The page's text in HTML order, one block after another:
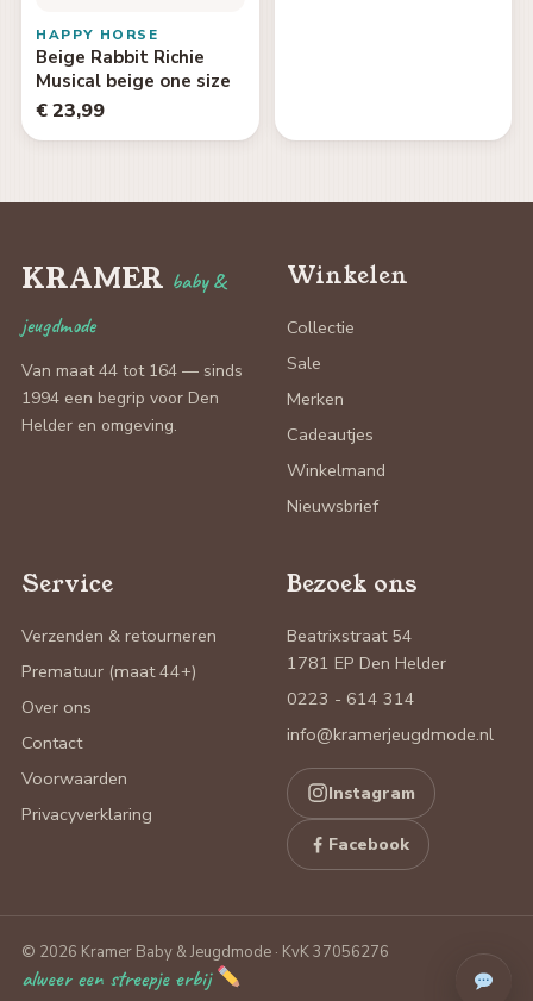
HAPPY HORSE
Beige Rabbit Richie
Musical beige one size
€ 23,99
KRAMER baby &
jeugdmode
Van maat 44 tot 164 — sinds
1994 een begrip voor Den
Helder en omgeving.
Winkelen
Collectie
Sale
Merken
Cadeautjes
Winkelmand
Nieuwsbrief
Service
Verzenden & retourneren
Prematuur (maat 44+)
Over ons
Contact
Voorwaarden
Privacyverklaring
Bezoek ons
Beatrixstraat 54
1781 EP Den Helder
0223 - 614 314
info@kramerjeugdmode.nl
Instagram
Facebook
© 2026 Kramer Baby & Jeugdmode · KvK 37056276
alweer een streepje erbij